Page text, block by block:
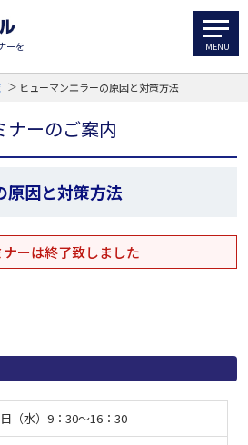
ーを
ヒューマンエラーの原因と対策方法
ナーのご案内
原因と対策方法
ナーは終了致しました
（水）9：30〜16：30